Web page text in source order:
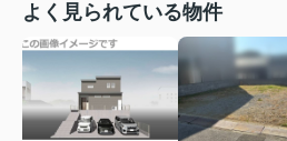
よく見られている物件